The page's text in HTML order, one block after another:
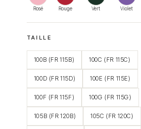
Rosé Rouge Vert Violet
TAILLE
100B (FR 115B) 100C (FR 115C)
100D (FR 115D) 100E (FR 115E)
100F (FR 115F) 100G (FR 115G)
105B (FR 120B) 105C (FR 120C)